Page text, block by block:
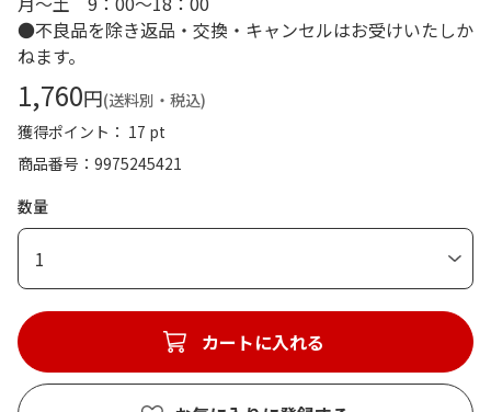
●不良品を除き返品・交換・キャンセルはお受けいたしか
ねます。
1,760円(送料別・税込)
獲得ポイント： 17 pt
商品番号
9975245421
数量
1
カートに入れる